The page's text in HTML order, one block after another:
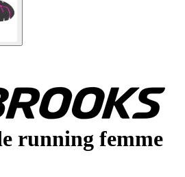
running femme